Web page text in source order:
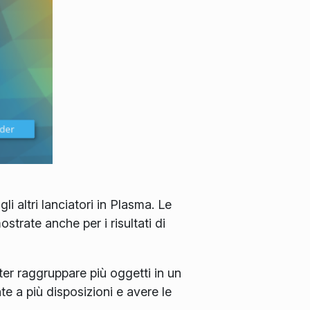
altri lanciatori in Plasma. Le
anche per i risultati di
raggruppare più oggetti in un
a più disposizioni e avere le